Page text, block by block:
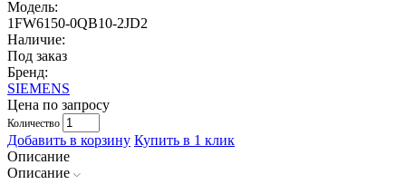
Модель:
1FW6150-0QB10-2JD2
Наличие:
Под заказ
Бренд:
SIEMENS
Цена по запросу
Количество
Добавить в корзину Купить в 1 клик
Описание
Описание